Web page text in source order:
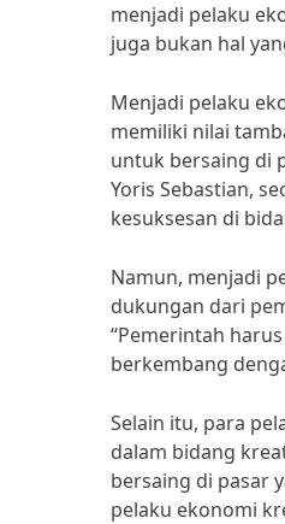
menjadi pelaku
juga bukan hal
Menjadi pelaku
memiliki nilai
untuk bersaing di
Yoris Sebastian,
kesuksesan di
Namun, menjadi
dukungan dari
“Pemerintah
berkembang
Selain itu, para
dalam bidang
bersaing di pasar
pelaku ekonomi